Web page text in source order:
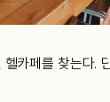
카페를 찾는다.